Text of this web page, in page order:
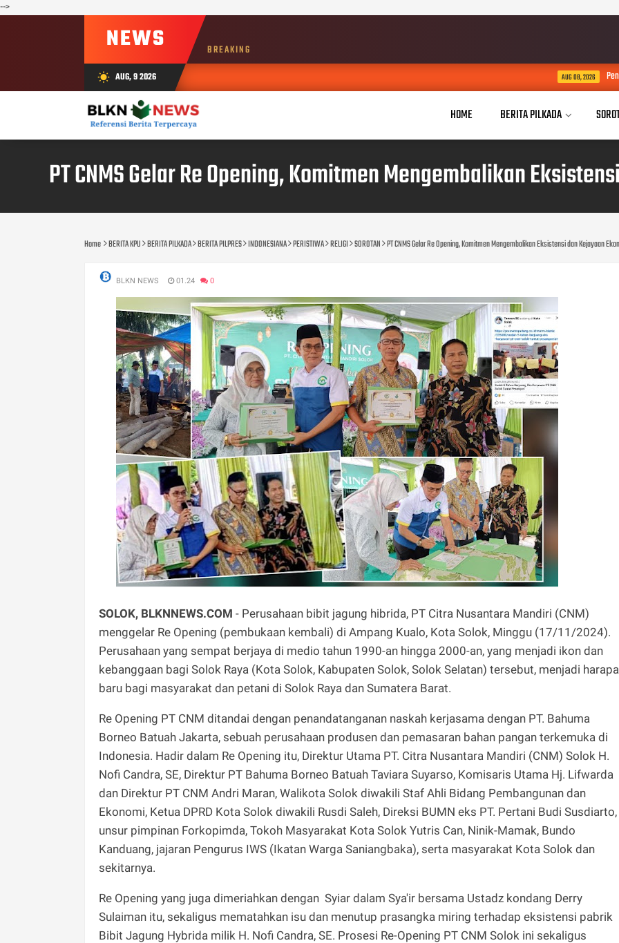
-->
NEWS BREAKING
wb_sunny AUG, 9 2026 Pengawas dan Kepala
HOME BERITA PILKADA
PT CNMS Gelar Re Opening, Komitmen Mengembalikan
Home BERITA KPU BERITA PILKADA BERITA PILPRES INDONESIANA PERISTIWA RELIGI SOROTAN PT CNMS Gelar Re Opening, Komitmen Mengembalikan Eksistensi dan Kejayaan
BLKN NEWS 01.24 0
SOLOK, BLKNNEWS.COM - Perusahaan bibit jagung hibrida, PT Citra Nusantara Mandiri (CNM)
menggelar Re Opening (pembukaan kembali) di Ampang Kualo, Kota Solok, Minggu (17/11/2024).
Perusahaan yang sempat berjaya di medio tahun 1990-an hingga 2000-an, yang menjadi ikon dan
kebanggaan bagi Solok Raya (Kota Solok, Kabupaten Solok, Solok Selatan) tersebut, menjadi
baru bagi masyarakat dan petani di Solok Raya dan Sumatera Barat.
Re Opening PT CNM ditandai dengan penandatanganan naskah kerjasama dengan PT. Bahuma
Borneo Batuah Jakarta, sebuah perusahaan produsen dan pemasaran bahan pangan terkemuka di
Indonesia. Hadir dalam Re Opening itu, Direktur Utama PT. Citra Nusantara Mandiri (CNM) Solok H.
Nofi Candra, SE, Direktur PT Bahuma Borneo Batuah Taviara Suyarso, Komisaris Utama Hj. Lifwarda
dan Direktur PT CNM Andri Maran, Walikota Solok diwakili Staf Ahli Bidang Pembangunan dan
Ekonomi, Ketua DPRD Kota Solok diwakili Rusdi Saleh, Direksi BUMN eks PT. Pertani Budi Susdiarto,
unsur pimpinan Forkopimda, Tokoh Masyarakat Kota Solok Yutris Can, Ninik-Mamak, Bundo
Kanduang, jajaran Pengurus IWS (Ikatan Warga Saniangbaka), serta masyarakat Kota Solok dan
sekitarnya.
Re Opening yang juga dimeriahkan dengan Syiar dalam Sya'ir bersama Ustadz kondang Derry
Sulaiman itu, sekaligus mematahkan isu dan menutup prasangka miring terhadap eksistensi pabrik
Bibit Jagung Hybrida milik H. Nofi Candra, SE. Prosesi Re-Opening PT CNM Solok ini sekaligus